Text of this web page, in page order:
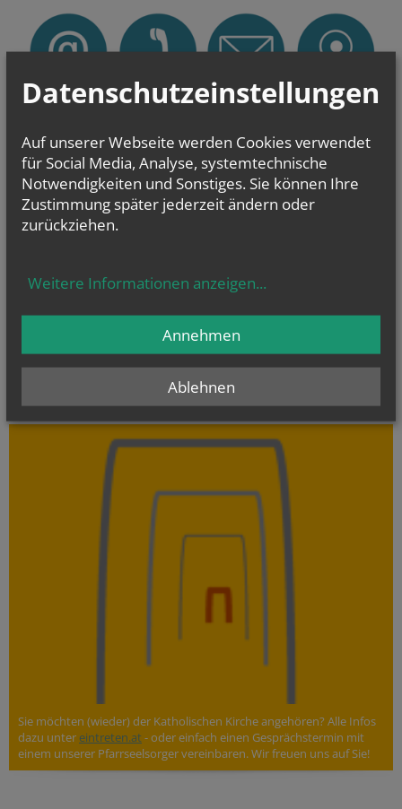
2822 Bad Erlach
+43 (2627) 483 10
F +43 (2627) 483 10
E-Mail schreiben
Fußwallfahrt nach Mariazell vom 20. bis 22....
STILLE - der pure LUXUS exklusiv für Dich
Sie möchten (wieder) der Katholischen Kirche angehören? Alle Infos
dazu unter eintreten.at - oder einfach einen Gesprächstermin mit
einem unserer Pfarrseelsorger vereinbaren. Wir freuen uns auf Sie!
Datenschutzeinstellungen
Auf unserer Webseite werden Cookies verwendet
für Social Media, Analyse, systemtechnische
Notwendigkeiten und Sonstiges. Sie können Ihre
Zustimmung später jederzeit ändern oder
zurückziehen.
Weitere Informationen anzeigen...
Ablehnen
Annehmen